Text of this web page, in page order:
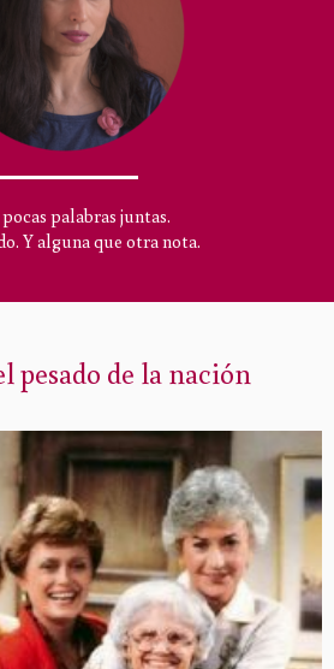
palabras juntas.
Y alguna que otra nota.
pesado de la nación